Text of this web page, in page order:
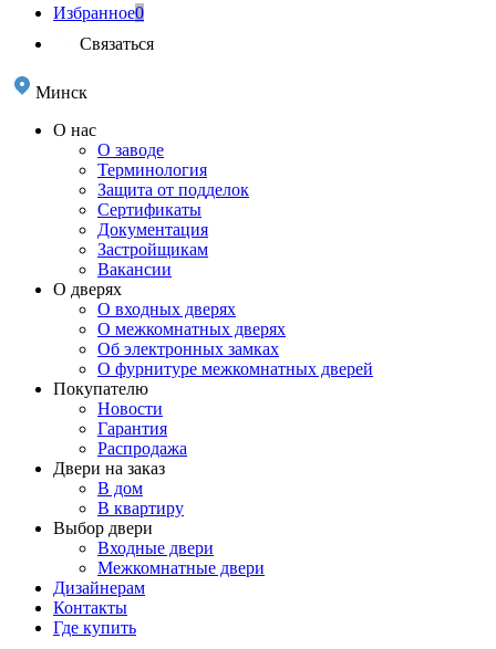
Избранное0
Связаться
Минск
О нас
О заводе
Терминология
Защита от подделок
Сертификаты
Документация
Застройщикам
Вакансии
О дверях
О входных дверях
О межкомнатных дверях
Об электронных замках
О фурнитуре межкомнатных дверей
Покупателю
Новости
Гарантия
Распродажа
Двери на заказ
В дом
В квартиру
Выбор двери
Входные двери
Межкомнатные двери
Дизайнерам
Контакты
Где купить